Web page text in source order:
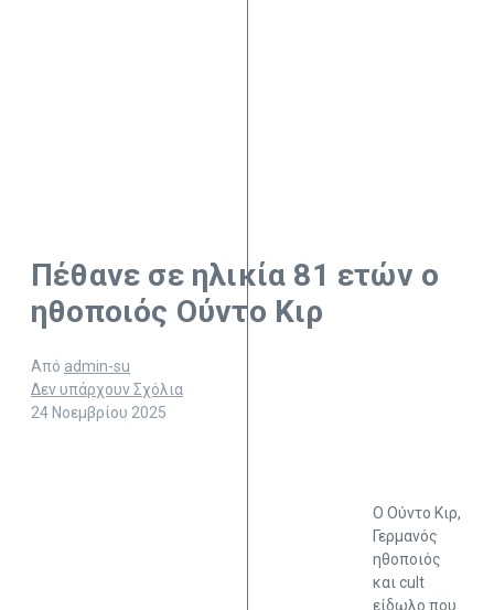
Πέθανε σε ηλικία 81 ετών ο
ηθοποιός Ούντο Κιρ
Από admin-su
Δεν υπάρχουν Σχόλια
24 Νοεμβρίου 2025
Ο Ούντο Κιρ,
Γερμανός
ηθοποιός
και cult
είδωλο που